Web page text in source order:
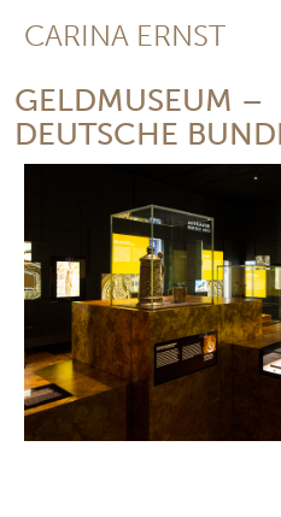
CARINA ERNST
GELDMUSEUM –
DEUTSCHE